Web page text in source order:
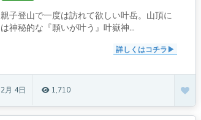
親子登山で一度は訪れて欲しい叶岳。山頂に
は神秘的な『願いが叶う』叶嶽神...
詳しくはコチラ
2月 4日 1,710